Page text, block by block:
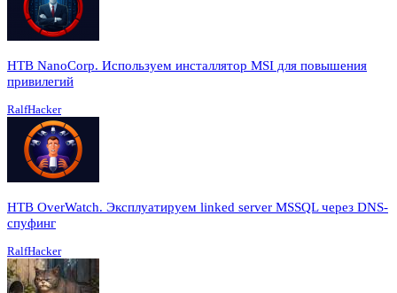
HTB NanoCorp. Используем инсталлятор MSI для повышения
привилегий
RalfHacker
HTB OverWatch. Эксплуатируем linked server MSSQL через DNS-
спуфинг
RalfHacker